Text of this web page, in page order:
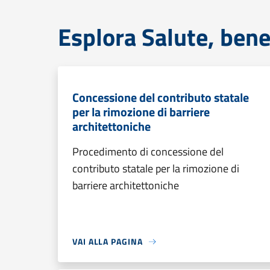
Esplora Salute,
Concessione del contributo statale
per la rimozione di barriere
architettoniche
Procedimento di concessione del
contributo statale per la rimozione di
barriere architettoniche
VAI ALLA PAGINA